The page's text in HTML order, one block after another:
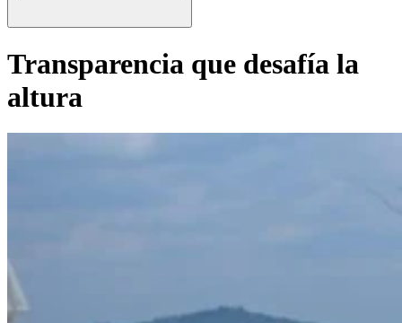
Transparencia que desafía la
altura